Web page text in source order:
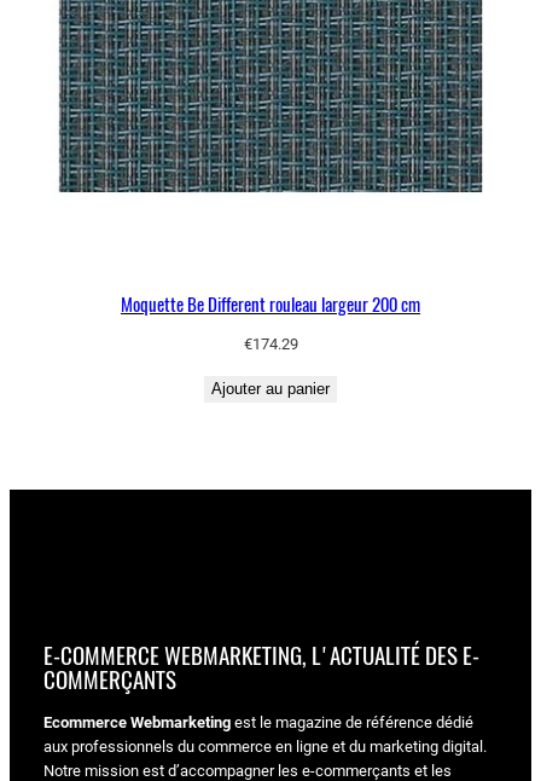
Moquette Be Different rouleau largeur 200 cm
€174.29
Ajouter au panier
E-COMMERCE WEBMARKETING, L'ACTUALITÉ DES E-
COMMERÇANTS
Ecommerce Webmarketing est le magazine de référence dédié
aux professionnels du commerce en ligne et du marketing digital.
Notre mission est d’accompagner les e-commerçants et les